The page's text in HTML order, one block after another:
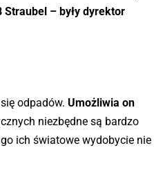
Straubel – były dyrektor
odpadów. Umożliwia on
niezbędne są bardzo
ich światowe wydobycie nie